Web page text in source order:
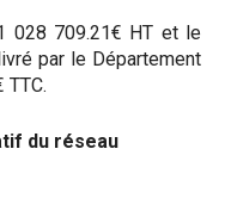
028 709.21€ HT et le
par le Département
du réseau